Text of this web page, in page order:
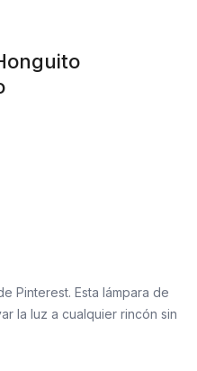
Pinterest. Esta lámpara de
la luz a cualquier rincón sin
convierte en el